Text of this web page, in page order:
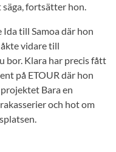
fortsätter hon.
till Samoa där hon
vidare till
bor. Klara har precis fått
på ETOUR där hon
Bara en
och hot om